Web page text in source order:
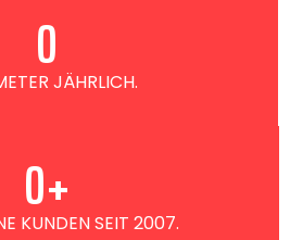
JÄHRLICH.
0
KUNDEN SEIT 2007.
0+